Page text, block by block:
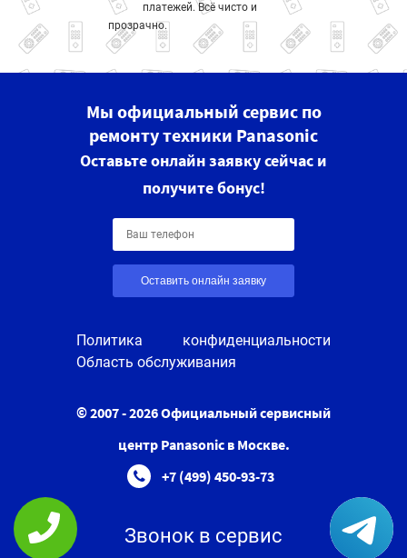
платежей. Всё чисто и
прозрачно.
Мы официальный сервис по
ремонту техники Panasonic
Оставьте онлайн заявку сейчас и
получите бонус!
Оставить онлайн заявку
Политика конфиденциальности
Область обслуживания
© 2007 - 2026 Официальный сервисный
центр Panasonic в Москве.
+7 (499) 450-93-73
Звонок в сервис